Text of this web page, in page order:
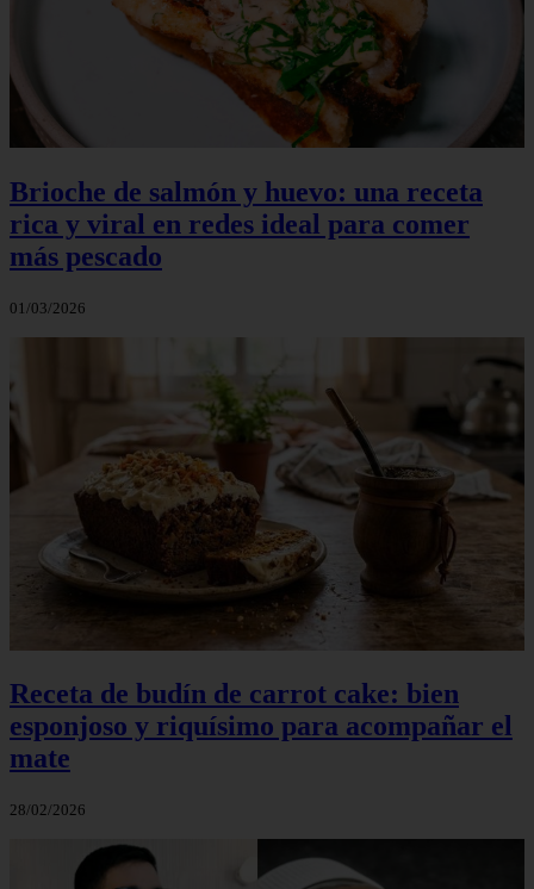
Brioche de salmón y huevo: una receta
rica y viral en redes ideal para comer
más pescado
01/03/2026
Receta de budín de carrot cake: bien
esponjoso y riquísimo para acompañar el
mate
28/02/2026